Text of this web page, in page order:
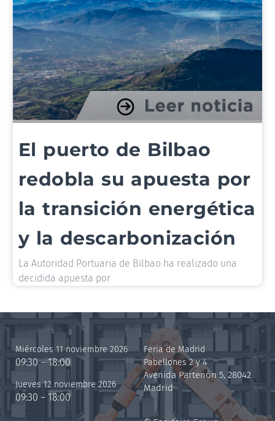
El puerto de Bilbao
redobla su apuesta por
la transición energética
y la descarbonización
La Autoridad Portuaria de Bilbao ha realizado una
decidida apuesta por
Miércoles 11 noviembre 2026
09:30 – 18:00
Jueves 12 noviembre 2026
09:30 – 18:00
Feria de Madrid
Pabellones 2 y 4
Avenida Partenón 5, 28042
Madrid